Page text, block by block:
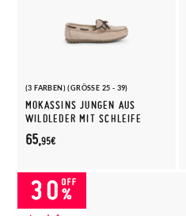
(3 FARBEN) (GRÖSSE 25 - 39)
MOKASSINS JUNGEN AUS
WILDLEDER MIT SCHLEIFE
65,95€